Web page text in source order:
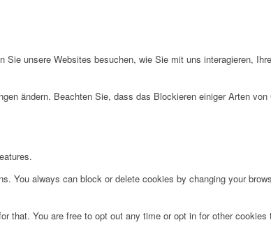
unsere Websites besuchen, wie Sie mit uns interagieren,
ändern. Beachten Sie, dass das Blockieren einiger Arten
always can block or delete cookies by changing your
You are free to opt out any time or opt in for other